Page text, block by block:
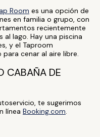
Room es una opción de
en familia o grupo, con
recientemente
lago. Hay una piscina
y el Taproom
cenar al aire libre.
CABAÑA DE
te sugerimos
línea Booking.com.